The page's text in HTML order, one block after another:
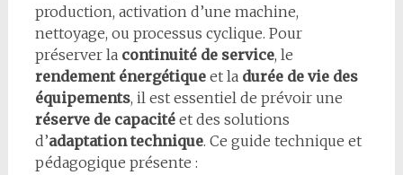
production, activation d’une machine,
nettoyage, ou processus cyclique. Pour
préserver la continuité de service, le
rendement énergétiqueet la durée de vie des
équipements, il est essentiel de prévoir une
réserve de capacitéet des solutions
d’adaptation technique. Ce guide technique et
pédagogique présente :